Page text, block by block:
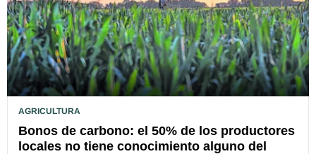
AGRICULTURA
Bonos de carbono: el 50% de los productores
locales no tiene conocimiento alguno del